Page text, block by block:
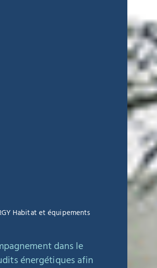
Habitat et équipements
dans le
énergétiques afin